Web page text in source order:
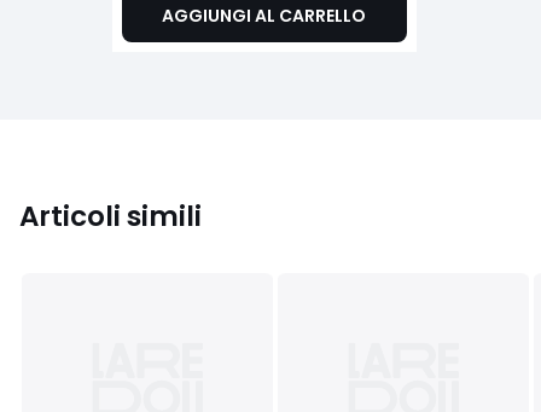
AGGIUNGI AL CARRELLO
Articoli simili